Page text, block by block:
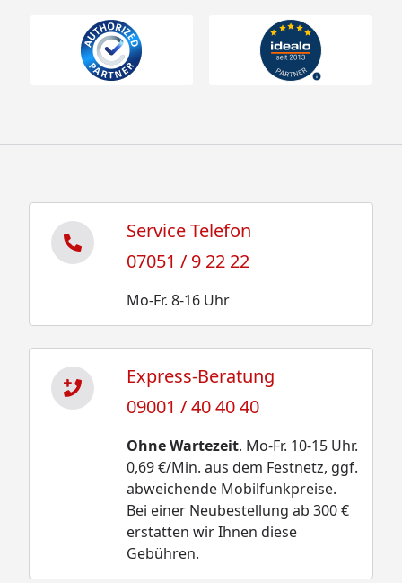
Service Telefon
07051 / 9 22 22
Mo-Fr. 8-16 Uhr
Express-Beratung
09001 / 40 40 40
Ohne Wartezeit. Mo-Fr. 10-15 Uhr.
0,69 €/Min. aus dem Festnetz, ggf.
abweichende Mobilfunkpreise.
Bei einer Neubestellung ab 300 €
erstatten wir Ihnen diese
Gebühren.